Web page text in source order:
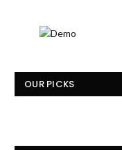
OUR PICKS